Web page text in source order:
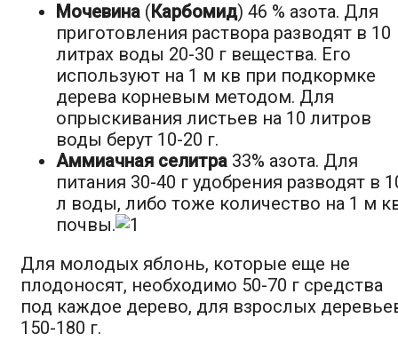
Мочевина (Карбомид) 46 % азота. Для
приготовления раствора разводят в 10
литрах воды 20-30 г вещества. Его
используют на 1 м кв при подкормке
дерева корневым методом. Для
опрыскивания листьев на 10 литров
воды берут 10-20 г.
Аммиачная селитра 33% азота. Для
питания 30-40 г удобрения разводят в
л воды, либо тоже количество на 1 м
почвы.
Для молодых яблонь, которые еще не
плодоносят, необходимо 50-70 г средства
под каждое дерево, для взрослых
150-180 г.